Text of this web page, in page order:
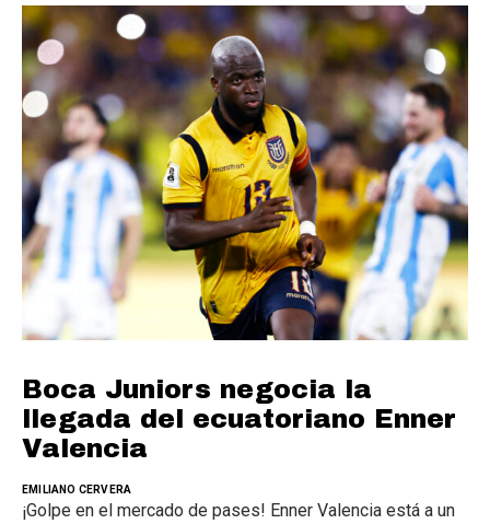
Boca Juniors negocia la
llegada del ecuatoriano Enner
Valencia
EMILIANO CERVERA
¡Golpe en el mercado de pases! Enner Valencia está a un